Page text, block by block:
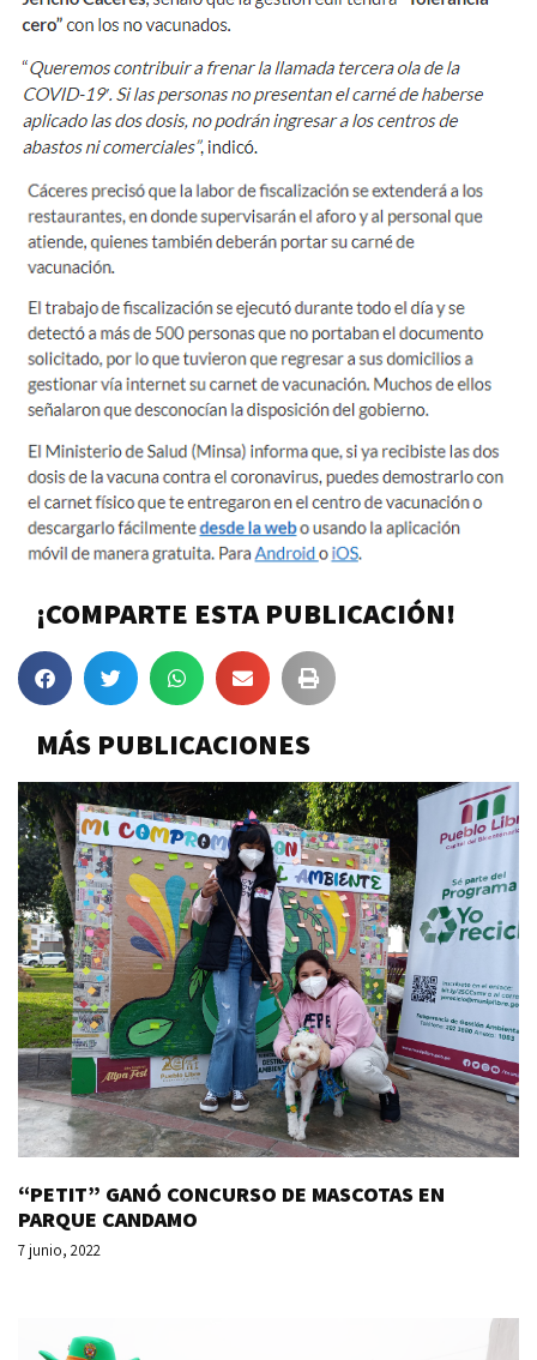
¡COMPARTE ESTA PUBLICACIÓN!
MÁS PUBLICACIONES
“PETIT” GANÓ CONCURSO DE MASCOTAS EN
PARQUE CANDAMO
7 junio, 2022